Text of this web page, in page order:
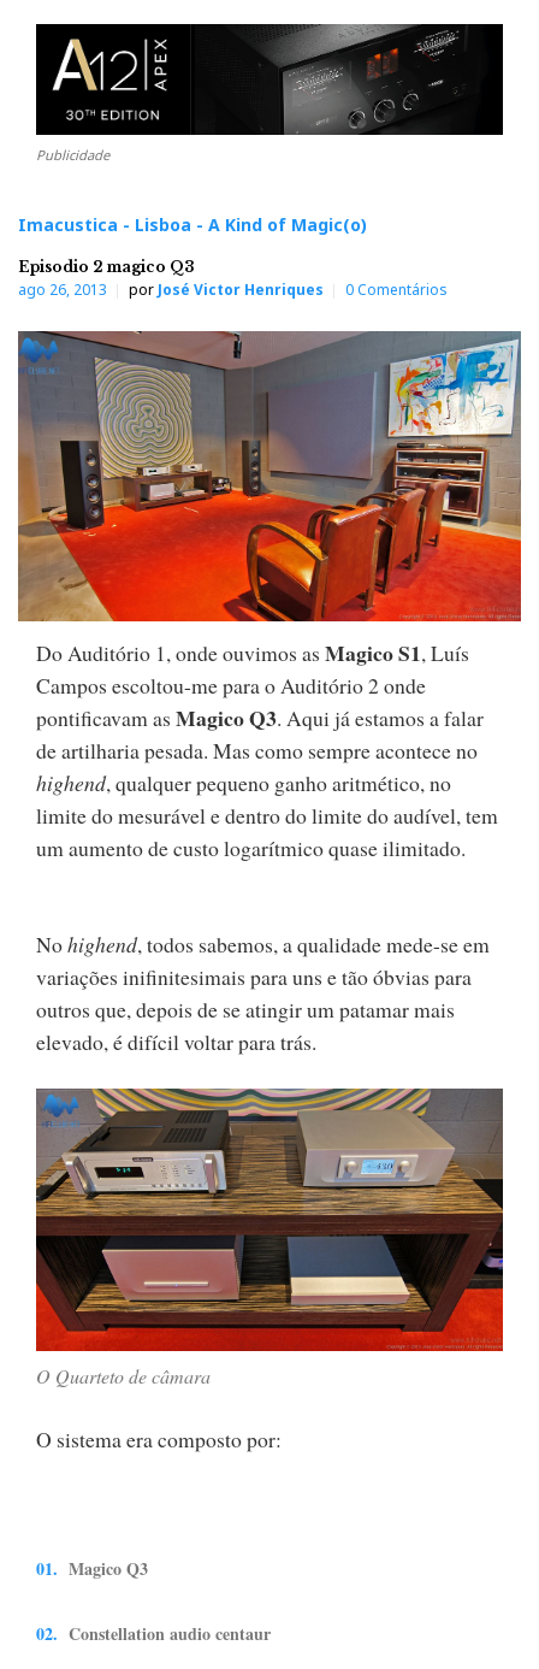
Publicidade
Imacustica - Lisboa - A Kind of Magic(o)
Episodio 2 magico Q3
ago 26, 2013 por José Victor Henriques 0 Comentários
Do Auditório 1, onde ouvimos as Magico S1, Luís
Campos escoltou-me para o Auditório 2 onde
pontificavam as Magico Q3. Aqui já estamos a falar
de artilharia pesada. Mas como sempre acontece no
highend, qualquer pequeno ganho aritmético, no
limite do mesurável e dentro do limite do audível, tem
um aumento de custo logarítmico quase ilimitado.
Nohighend, todos sabemos, a qualidade mede-se em
variações inifinitesimais para uns e tão óbvias para
outros que, depois de se atingir um patamar mais
elevado, é difícil voltar para trás.
O Quarteto de câmara
O sistema era composto por:
Magico Q3
Constellation audio centaur